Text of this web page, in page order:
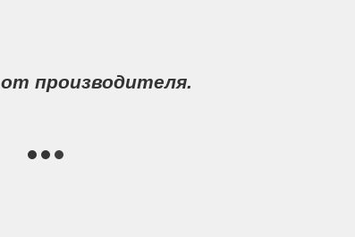
производителя.